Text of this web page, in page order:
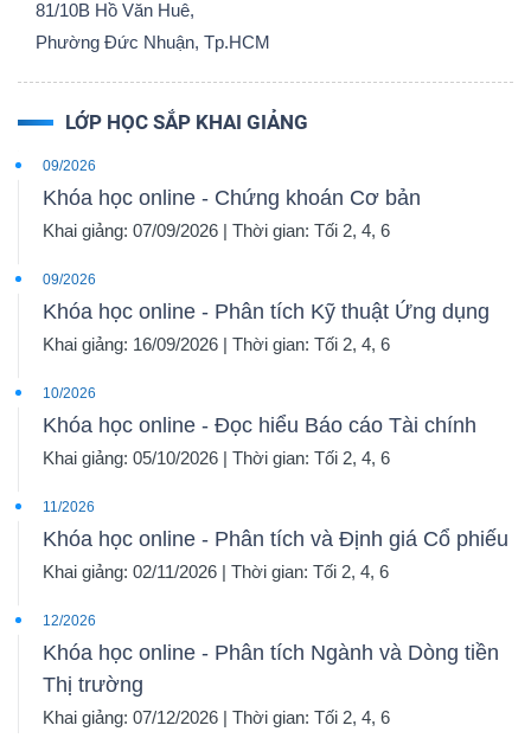
81/10B Hồ Văn Huê,
Phường Đức Nhuận, Tp.HCM
LỚP HỌC SẮP KHAI GIẢNG
09/2026
Khóa học online - Chứng khoán Cơ bản
Khai giảng: 07/09/2026 | Thời gian: Tối 2, 4, 6
09/2026
Khóa học online - Phân tích Kỹ thuật Ứng dụng
Khai giảng: 16/09/2026 | Thời gian: Tối 2, 4, 6
10/2026
Khóa học online - Đọc hiểu Báo cáo Tài chính
Khai giảng: 05/10/2026 | Thời gian: Tối 2, 4, 6
11/2026
Khóa học online - Phân tích và Định giá Cổ phiếu
Khai giảng: 02/11/2026 | Thời gian: Tối 2, 4, 6
12/2026
Khóa học online - Phân tích Ngành và Dòng tiền
Thị trường
Khai giảng: 07/12/2026 | Thời gian: Tối 2, 4, 6